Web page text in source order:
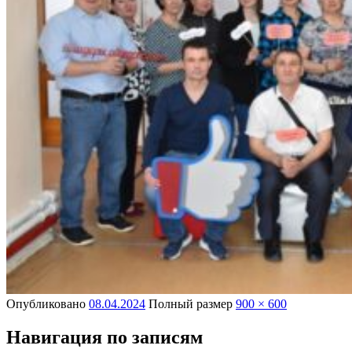
Опубликовано 08.04.2024 Полный размер 900 × 600
Навигация по записям